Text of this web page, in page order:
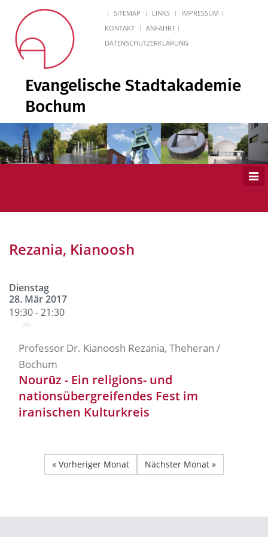
SITEMAP LINKS
IMPRESSUM
KONTAKT
ANFAHRT
DATENSCHUTZERKLÄRUNG
Evangelische Stadtakademie
Bochum
Rezania, Kianoosh
Dienstag
28. Mär 2017
19:30 - 21:30
Professor Dr. Kianoosh Rezania, Theheran /
Bochum
Nourūz - Ein religions- und
nationsübergreifendes Fest im
iranischen Kulturkreis
« Vorheriger Monat Nächster Monat »